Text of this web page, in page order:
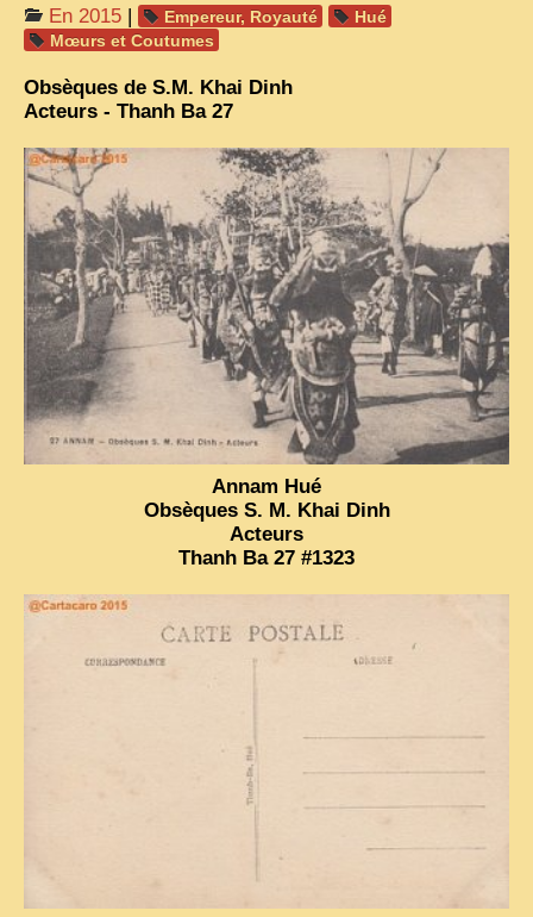
FRONTIÈRE
ANNAM CENTRE
COCHINCHINE
LES ETHNIES
LAOS
CAMBODGE
REMARQUABLES
VIETNAM 1950
ALBUMS DE FAMILLE
ARMÉE, JUSTICE, EDUCATION, RELIGION...
MÉTIERS, FÊTES, TRANSPORTS
EN DIRECT
En 2015 | Empereur, Royauté
Hué
Mœurs et Coutumes
Obsèques de S.M. Khai Dinh
Acteurs - Thanh Ba 27
Annam Hué
Obsèques S. M. Khai Dinh
Acteurs
Thanh Ba 27 #1323